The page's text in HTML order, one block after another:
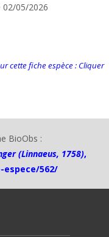
02/05/2026
cette fiche espèce : Cliquer
BioObs :
(Linnaeus, 1758),
562/